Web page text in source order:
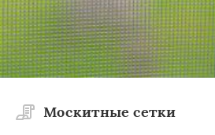
Москитные сетки